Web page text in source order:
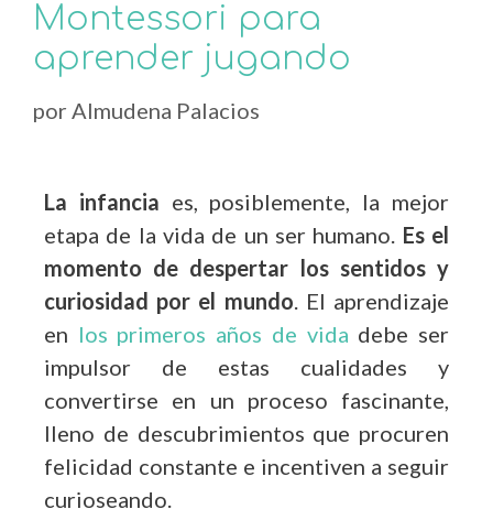
Montessori para
aprender jugando
por Almudena Palacios
La infancia es, posiblemente, la mejor
etapa de la vida de un ser humano. Es el
momento de despertar los sentidos y
curiosidad por el mundo. El aprendizaje
en los primeros años de vida debe ser
impulsor de estas cualidades y
convertirse en un proceso fascinante,
lleno de descubrimientos que procuren
felicidad constante e incentiven a seguir
curioseando.